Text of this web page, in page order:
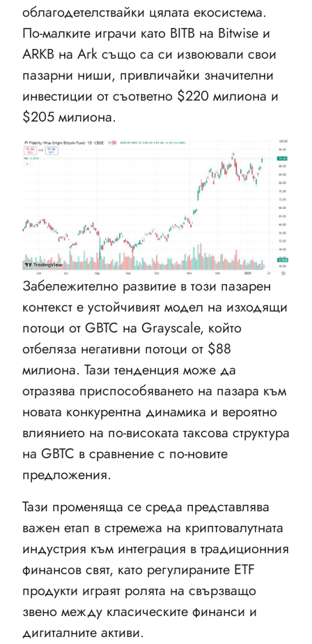
облагодетелствайки цялата екосистема.
По-малките играчи като BITB на Bitwise и
ARKB на Ark също са си извоювали свои
пазарни ниши, привличайки значителни
инвестиции от съответно $220 милиона и
$205 милиона.
Забележително развитие в този пазарен
контекст е устойчивият модел на изходящи
потоци от GBTC на Grayscale, който
отбеляза негативни потоци от $88
милиона. Тази тенденция може да
отразява приспособяването на пазара към
новата конкурентна динамика и вероятно
влиянието на по-високата таксова структура
на GBTC в сравнение с по-новите
предложения.
Тази променяща се среда представлява
важен етап в стремежа на криптовалутната
индустрия към интеграция в традиционния
финансов свят, като регулираните ETF
продукти играят ролята на свързващо
звено между класическите финанси и
дигиталните активи.